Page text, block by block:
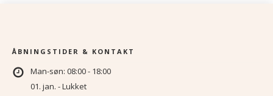
ÅBNINGSTIDER & KONTAKT
Man-søn: 08:00 - 18:00
01. jan. - Lukket